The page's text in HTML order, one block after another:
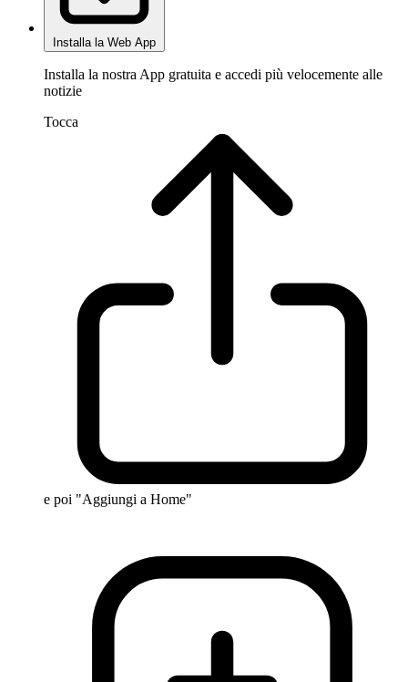
Installa la Web App
Installa la nostra App gratuita e accedi più velocemente alle
notizie
Tocca
e poi "Aggiungi a Home"